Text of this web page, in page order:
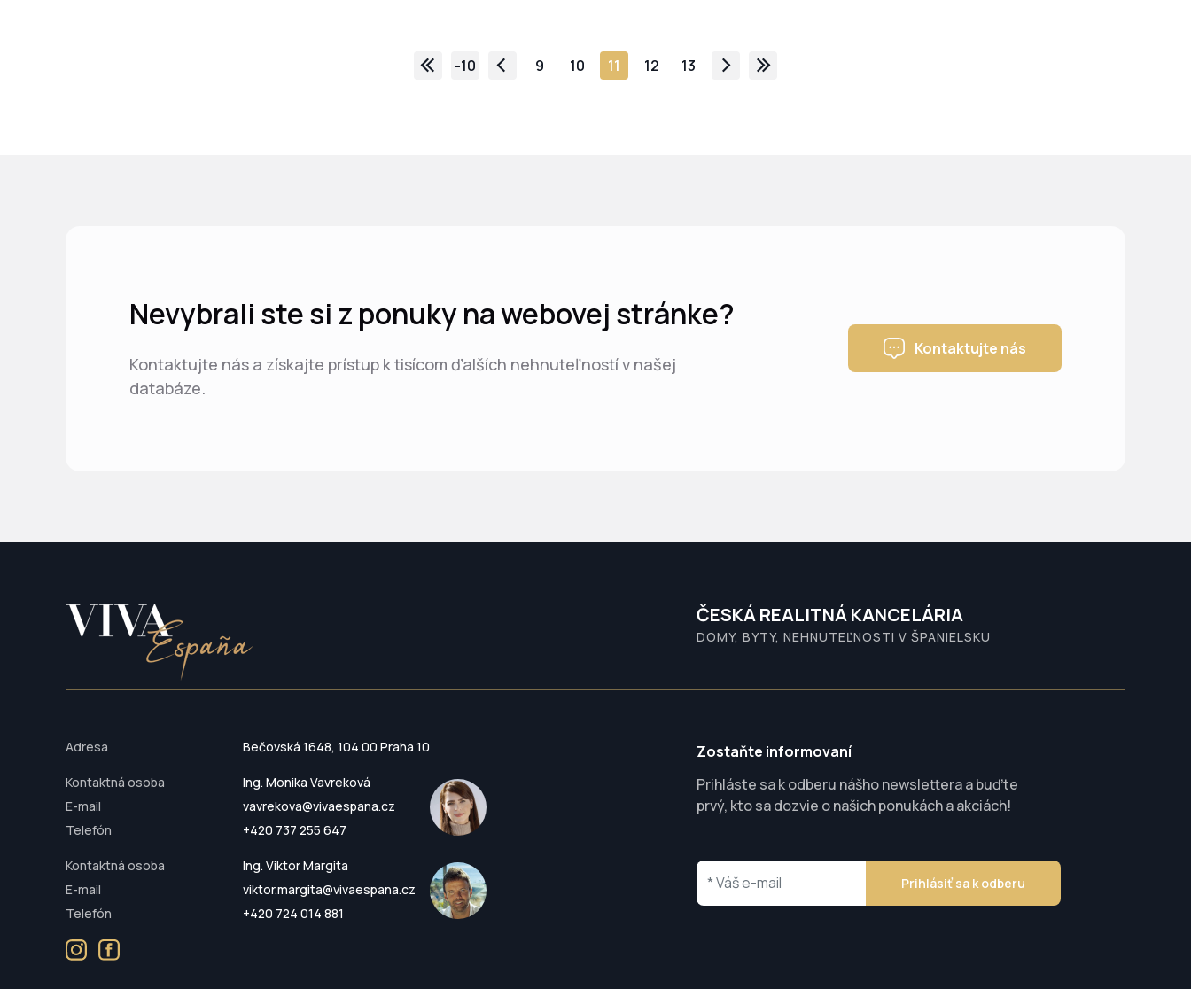
-10 9 10 11 12 13
Nevybrali ste si z ponuky na webovej stránke?
Kontaktujte nás a získajte prístup k tisícom ďalších nehnuteľností v našej
databáze.
Kontaktujte nás
ČESKÁ REALITNÁ KANCELÁRIA
DOMY, BYTY, NEHNUTEĽNOSTI V ŠPANIELSKU
Adresa Bečovská 1648, 104 00 Praha 10
Kontaktná osoba
Ing. Monika Vavreková
E-mail
vavrekova@vivaespana.cz
Telefón
+420 737 255 647
Kontaktná osoba
Ing. Viktor Margita
E-mail
viktor.margita@vivaespana.cz
Telefón
+420 724 014 881
Zostaňte informovaní
Prihláste sa k odberu nášho newslettera a buďte
prvý, kto sa dozvie o našich ponukách a akciách!
Prihlásiť sa k odberu